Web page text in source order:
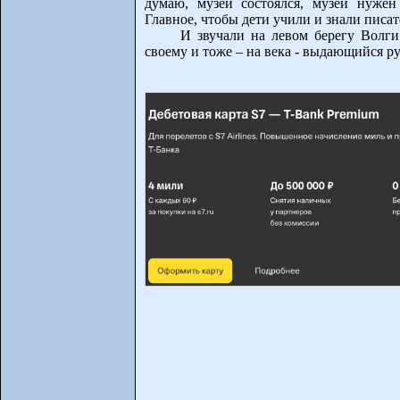
думаю, музей состоялся, музей
Главное, чтобы дети учили и знали
И звучали на левом берегу
своему и тоже – на века - выдающийся